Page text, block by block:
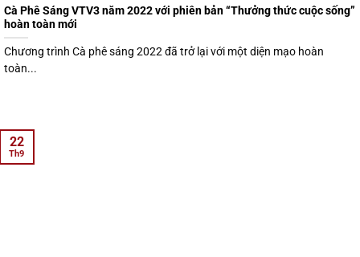
Cà Phê Sáng VTV3 năm 2022 với phiên bản “Thưởng thức cuộc sống”
hoàn toàn mới
Chương trình Cà phê sáng 2022 đã trở lại với một diện mạo hoàn
toàn...
22
Th9